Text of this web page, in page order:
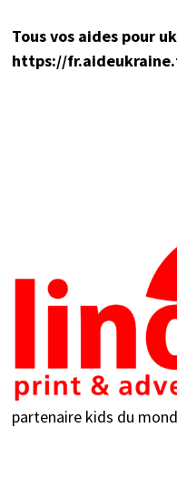
Tous vos aides pour
https://
partenaire kids du